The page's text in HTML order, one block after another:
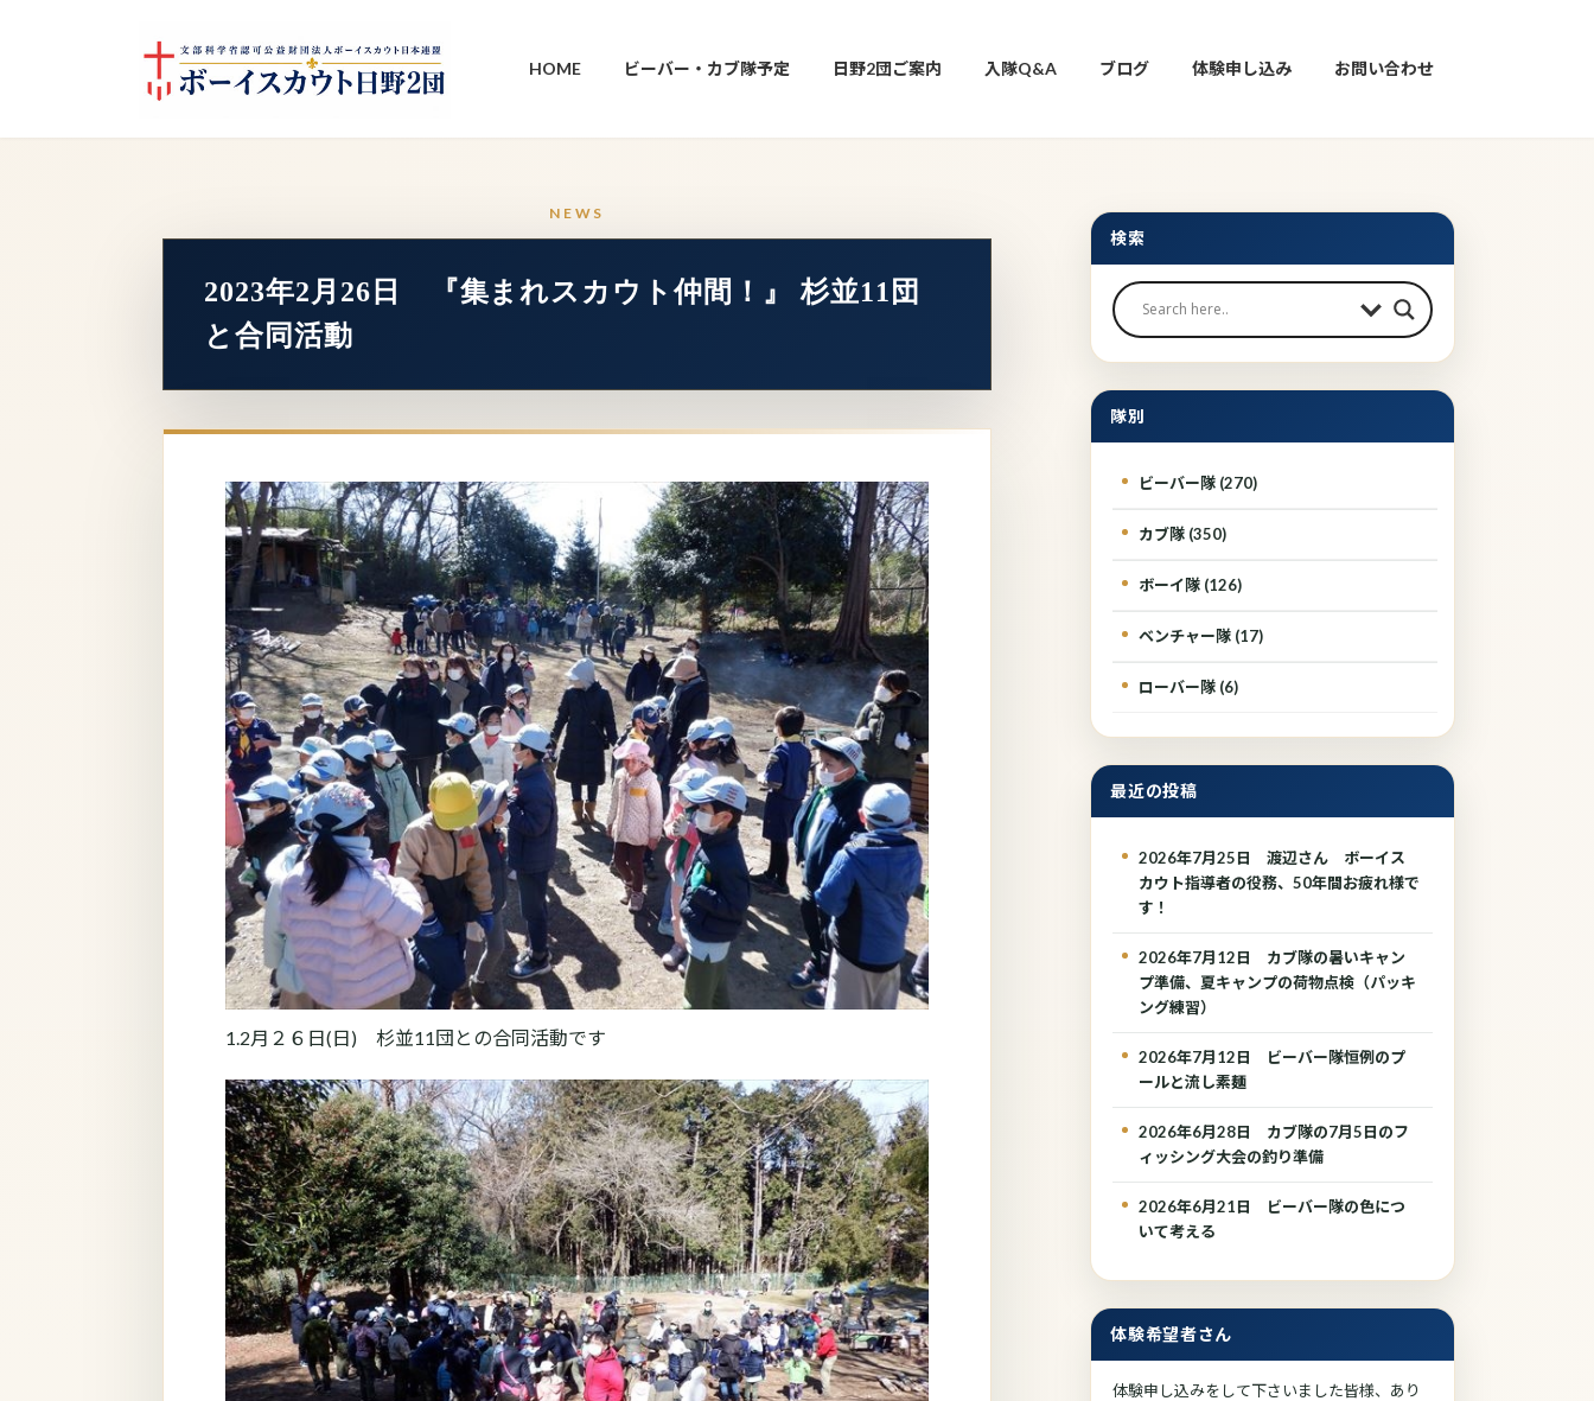
HOME ビーバー・カブ隊予定 日野2団ご案内 入隊Q&A ブログ 体験申し込み お問い合わせ
2023年2月26日 『集まれスカウト仲間！』 杉並11団
と合同活動
1.2月２６日(日) 杉並11団との合同活動です
検索
隊別
ビーバー隊 (270)
カブ隊 (350)
ボーイ隊 (126)
ベンチャー隊 (17)
ローバー隊 (6)
最近の投稿
2026年7月25日 渡辺さん ボーイス
カウト指導者の役務、50年間お疲れ様で
す！
2026年7月12日 カブ隊の暑いキャン
プ準備、夏キャンプの荷物点検（パッキ
ング練習）
2026年7月12日 ビーバー隊恒例のプ
ールと流し素麺
2026年6月28日 カブ隊の7月5日のフ
ィッシング大会の釣り準備
2026年6月21日 ビーバー隊の色につ
いて考える
体験希望者さん
体験申し込みをして下さいました皆様、あり